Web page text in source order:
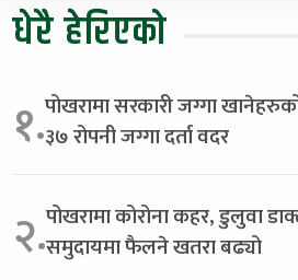
धेरै हेरिएको
१.पोखरामा सरकारी जग्गा
३७ रोपनी जग्गा दर्ता वदर
२.पोखरामा कोरोना कहर, डुलुवा
समुदायमा फैलने खतरा बढ्यो